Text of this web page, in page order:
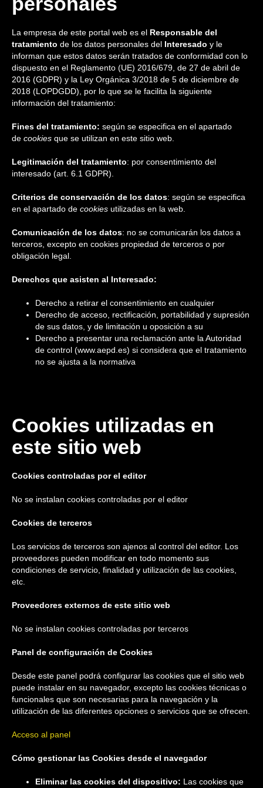
La empresa de este portal web es el Responsable del
tratamiento de los datos personales del Interesado y le
informan que estos datos serán tratados de conformidad con lo
dispuesto en el Reglamento (UE) 2016/679, de 27 de abril de
2016 (GDPR) y la Ley Orgánica 3/2018 de 5 de diciembre de
2018 (LOPDGDD), por lo que se le facilita la siguiente
información del tratamiento:
Fines del tratamiento: según se especifica en el apartado
de cookies que se utilizan en este sitio web.
Legitimación del tratamiento: por consentimiento del
interesado (art. 6.1 GDPR).
Criterios de conservación de los datos: según se especifica
en el apartado de cookies utilizadas en la web.
Comunicación de los datos: no se comunicarán los datos a
terceros, excepto en cookies propiedad de terceros o por
obligación legal.
Derechos que asisten al Interesado:
Derecho a retirar el consentimiento en cualquier
Derecho de acceso, rectificación, portabilidad y supresión
de sus datos, y de limitación u oposición a su
Derecho a presentar una reclamación ante la Autoridad
de control (www.aepd.es) si considera que el tratamiento
no se ajusta a la normativa
Cookies utilizadas en
este sitio web
Cookies controladas por el editor
No se instalan cookies controladas por el editor
Cookies de terceros
Los servicios de terceros son ajenos al control del editor. Los
proveedores pueden modificar en todo momento sus
condiciones de servicio, finalidad y utilización de las cookies,
etc.
Proveedores externos de este sitio web
No se instalan cookies controladas por terceros
Panel de configuración de Cookies
Desde este panel podrá configurar las cookies que el sitio web
puede instalar en su navegador, excepto las cookies técnicas o
funcionales que son necesarias para la navegación y la
utilización de las diferentes opciones o servicios que se ofrecen.
Acceso al panel
Cómo gestionar las Cookies desde el navegador
Eliminar las cookies del dispositivo: Las cookies que